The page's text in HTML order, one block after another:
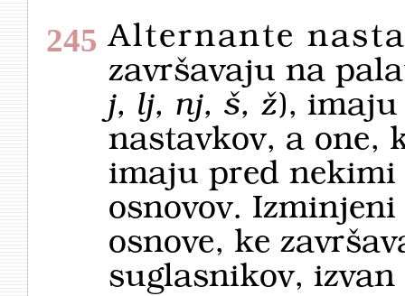
245 Alternante
završavaju na
j, lj, nj, š, ž),
nastavkov, a one,
imaju pred
osnovov.
osnove, ke
suglasnikov,